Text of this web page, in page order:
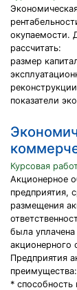
окупаемости.
рассчитать:
размер
показатели
Курсовая
Акционерное
предприятия,
размещения
была
акционерного
Предприятия
преимущества:
* способность